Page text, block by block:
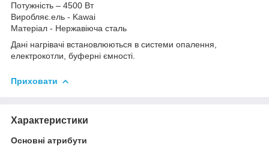
Потужність – 4500 Вт
Виробляє.ель - Kawai
Матеріал - Нержавіюча сталь
Дані нагрівачі встановлюються в системи опалення,
електрокотли, буферні ємності.
Приховати
Характеристики
Основні атрибути